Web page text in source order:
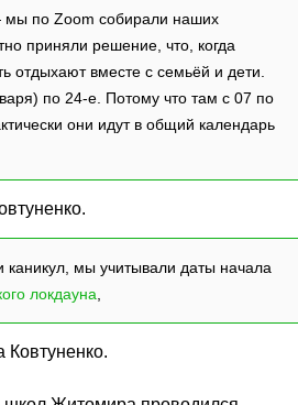
по Zoom собирали наших
приняли решение, что, когда
отдыхают вместе с семьёй и дети.
по 24-е. Потому что там с 07 по
они идут в общий календарь
каникул, мы учитывали даты начала
локдауна,
Ковтуненко.